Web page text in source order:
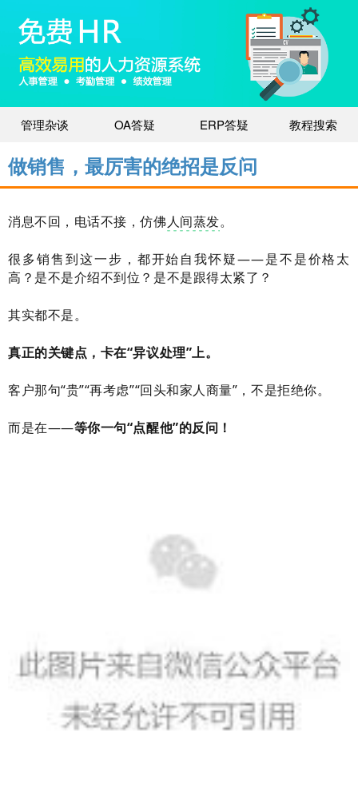
管理杂谈 OA答疑 ERP答疑 教程搜索
做销售，最厉害的绝招是反问
消息不回，电话不接，仿佛人间蒸发。
很多销售到这一步，都开始自我怀疑——是不是价格太
高？是不是介绍不到位？是不是跟得太紧了？
其实都不是。
真正的关键点，卡在“异议处理”上。
客户那句“贵”“再考虑”“回头和家人商量”，不是拒绝你。
而是在——等你一句“点醒他”的反问！